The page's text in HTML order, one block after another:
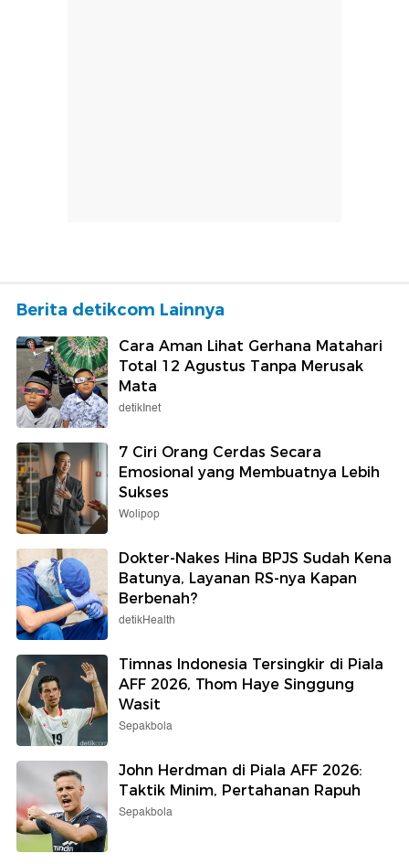
Berita detikcom Lainnya
Cara Aman Lihat Gerhana Matahari
Total 12 Agustus Tanpa Merusak
Mata
detikInet
7 Ciri Orang Cerdas Secara
Emosional yang Membuatnya Lebih
Sukses
Wolipop
Dokter-Nakes Hina BPJS Sudah Kena
Batunya, Layanan RS-nya Kapan
Berbenah?
detikHealth
Timnas Indonesia Tersingkir di Piala
AFF 2026, Thom Haye Singgung
Wasit
Sepakbola
John Herdman di Piala AFF 2026:
Taktik Minim, Pertahanan Rapuh
Sepakbola